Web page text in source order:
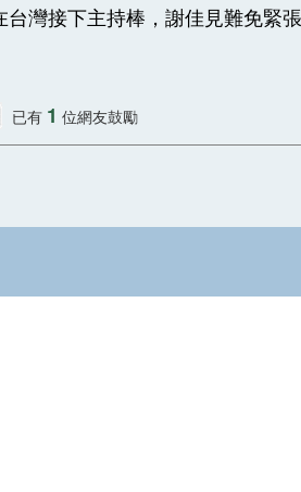
灣接下主持棒，謝佳見難免緊
已有 1 位網友鼓勵